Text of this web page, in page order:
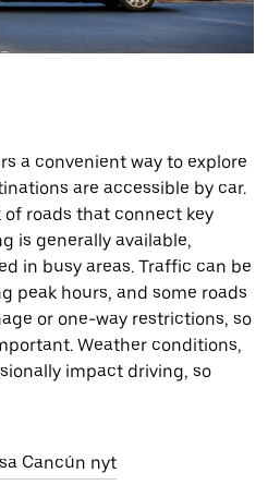
a convenient way to explore
are accessible by car.
roads that connect key
is generally available,
in busy areas. Traffic can be
peak hours, and some roads
or one-way restrictions, so
Weather conditions,
impact driving, so
Cancún nyt